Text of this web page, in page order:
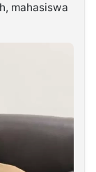
mahasiswa